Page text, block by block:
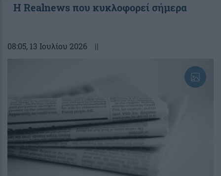
Η Realnews που κυκλοφορεί σήμερα
08:05, 13 Ιουλίου 2026 ||